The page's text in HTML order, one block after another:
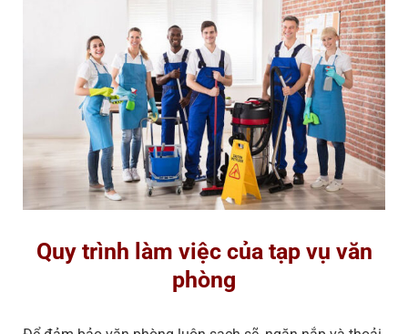
Quy trình làm việc của tạp vụ văn
phòng